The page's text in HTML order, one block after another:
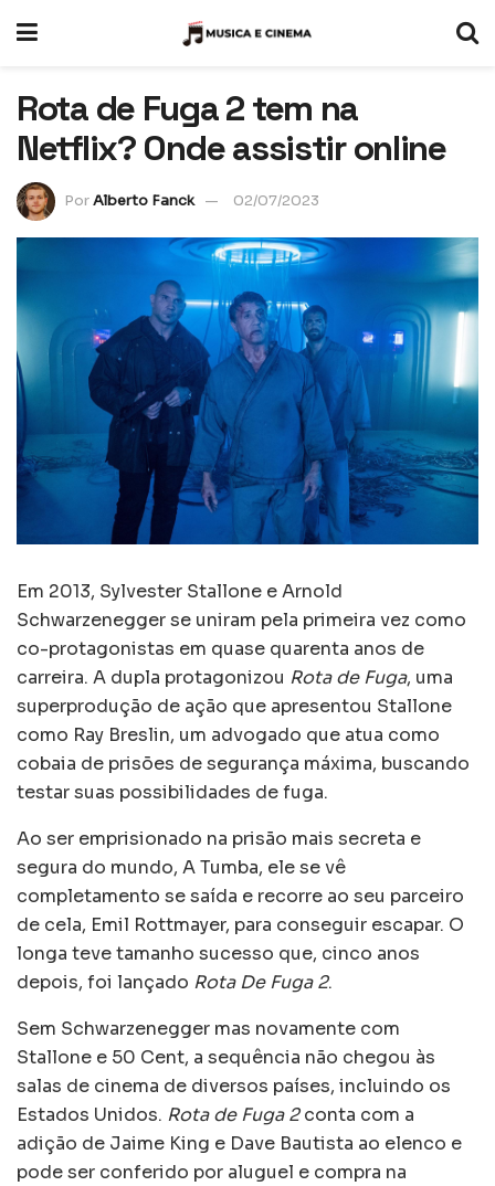
Rota de Fuga 2 tem na
Netflix? Onde assistir online
PorAlberto Fanck 02/07/2023
Em 2013, Sylvester Stallone e Arnold
Schwarzenegger se uniram pela primeira vez como
co-protagonistas em quase quarenta anos de
carreira. A dupla protagonizou Rota de Fuga, uma
superprodução de ação que apresentou Stallone
como Ray Breslin, um advogado que atua como
cobaia de prisões de segurança máxima, buscando
testar suas possibilidades de fuga.
Ao ser emprisionado na prisão mais secreta e
segura do mundo, A Tumba, ele se vê
completamento se saída e recorre ao seu parceiro
de cela, Emil Rottmayer, para conseguir escapar. O
longa teve tamanho sucesso que, cinco anos
depois, foi lançado Rota De Fuga 2.
Sem Schwarzenegger mas novamente com
Stallone e 50 Cent, a sequência não chegou às
salas de cinema de diversos países, incluindo os
Estados Unidos. Rota de Fuga 2conta com a
adição de Jaime King e Dave Bautista ao elenco e
pode ser conferido por aluguel e compra na